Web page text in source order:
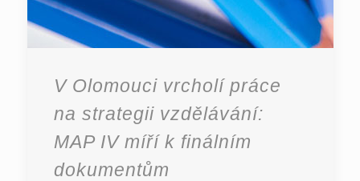
V Olomouci vrcholí práce
na strategii vzdělávání:
MAP IV míří k finálním
dokumentům